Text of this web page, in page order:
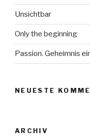
Unsichtbar
Only the beginning
Passion. Geheimnis
NEUESTE
ARCHIV